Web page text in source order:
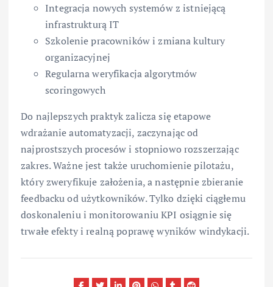
Integracja nowych systemów z istniejącą
infrastrukturą IT
Szkolenie pracowników i zmiana kultury
organizacyjnej
Regularna weryfikacja algorytmów
scoringowych
Do najlepszych praktyk zalicza się etapowe
wdrażanie automatyzacji, zaczynając od
najprostszych procesów i stopniowo rozszerzając
zakres. Ważne jest także uruchomienie pilotażu,
który zweryfikuje założenia, a następnie zbieranie
feedbacku od użytkowników. Tylko dzięki ciągłemu
doskonaleniu i monitorowaniu KPI osiągnie się
trwałe efekty i realną poprawę wyników windykacji.